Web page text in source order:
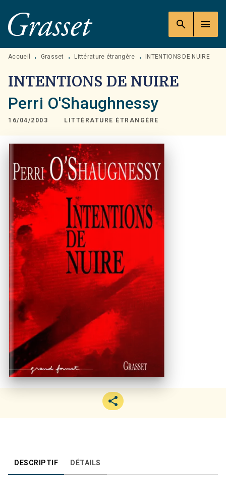
MENU RECHERCHE
PIED DE PAGE
search menu
Accueil • Grasset • Littérature étrangère • INTENTIONS DE NUIRE
INTENTIONS DE NUIRE
Perri O'Shaughnessy
16/04/2003 LITTÉRATURE ÉTRANGÈRE
DESCRIPTIF DÉTAILS